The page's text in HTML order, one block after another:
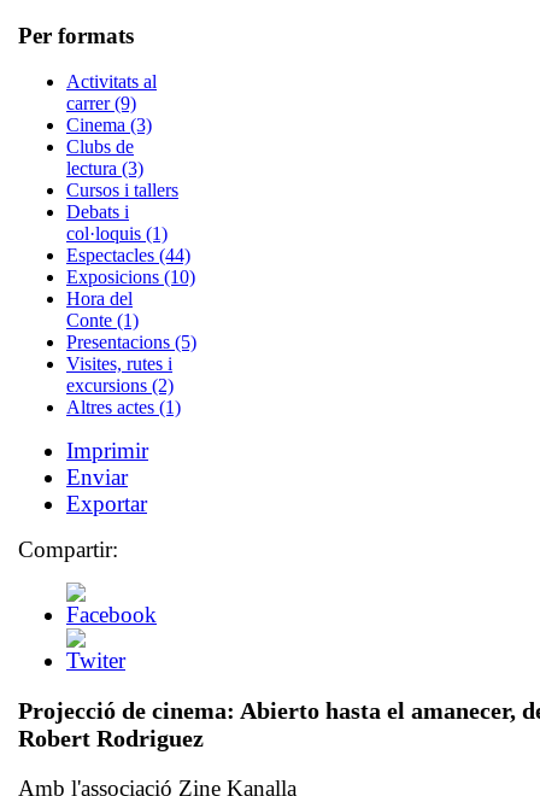
Per formats
Activitats al
carrer (9)
Cinema (3)
Clubs de
lectura (3)
Cursos i tallers
Debats i
col·loquis (1)
Espectacles (44)
Exposicions (10)
Hora del
Conte (1)
Presentacions (5)
Visites, rutes i
excursions (2)
Altres actes (1)
Imprimir
Enviar
Exportar
Compartir:
Projecció de cinema: Abierto hasta el amanecer,
Robert Rodriguez
Amb l'associació Zine Kanalla